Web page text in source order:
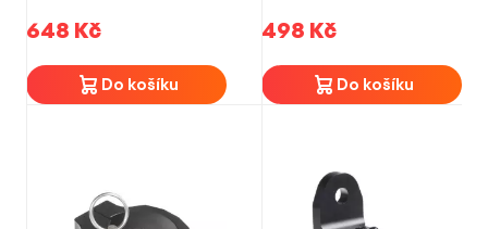
648 Kč
Do košíku
498 Kč
Do košíku